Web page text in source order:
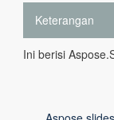
Keterangan
Ini berisi